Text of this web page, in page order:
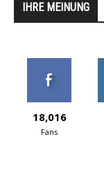
IHRE MEINUNG
18,016
Fans